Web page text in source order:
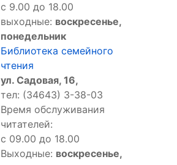
с 9.00 до 18.00
выходные: воскресенье,
понедельник
Библиотека семейного
чтения
ул. Садовая, 16,
тел: (34643) 3-38-03
Время обслуживания
читателей:
с 09.00 до 18.00
Выходные: воскресенье,